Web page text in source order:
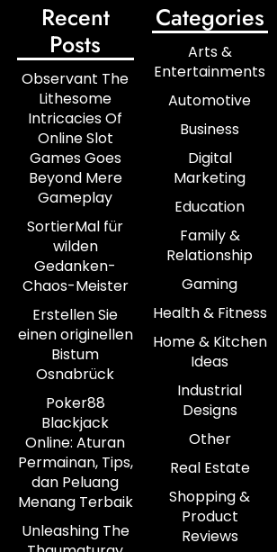
Recent
Posts
Observant The
Lithesome
Intricacies Of
Online Slot
Games Goes
Beyond Mere
Gameplay
SortierMal für
wilden
Gedanken-
Chaos-Meister
Erstellen Sie
einen originellen
Bistum
Osnabrück
Poker88
Blackjack
Online: Aturan
Permainan, Tips,
dan Peluang
Menang Terbaik
Unleashing The
Categories
Arts &
Entertainments
Automotive
Business
Digital
Marketing
Education
Family &
Relationship
Gaming
Health & Fitness
Home & Kitchen
Ideas
Industrial
Designs
Other
Real Estate
Shopping &
Product
Reviews